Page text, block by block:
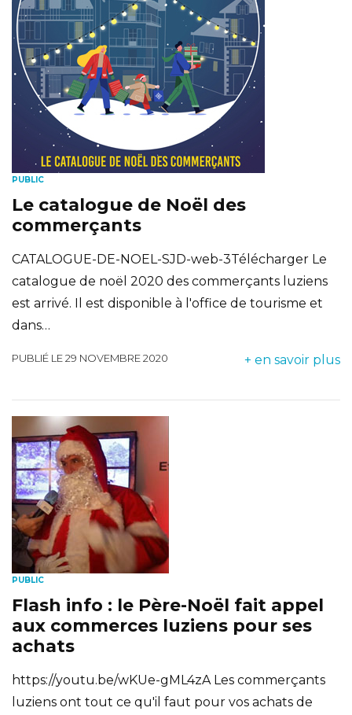
PUBLIC
Le catalogue de Noël des
commerçants
CATALOGUE-DE-NOEL-SJD-web-3Télécharger Le
catalogue de noël 2020 des commerçants luziens
est arrivé. Il est disponible à l'office de tourisme et
dans…
PUBLIÉ LE 29 NOVEMBRE 2020 + en savoir plus
PUBLIC
Flash info : le Père-Noël fait appel
aux commerces luziens pour ses
achats
https://youtu.be/wKUe-gML4zA Les commerçants
luziens ont tout ce qu'il faut pour vos achats de